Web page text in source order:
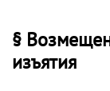
§
изъятия